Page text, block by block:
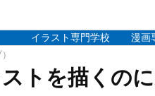
イラスト専門学校 漫画
トを描くの